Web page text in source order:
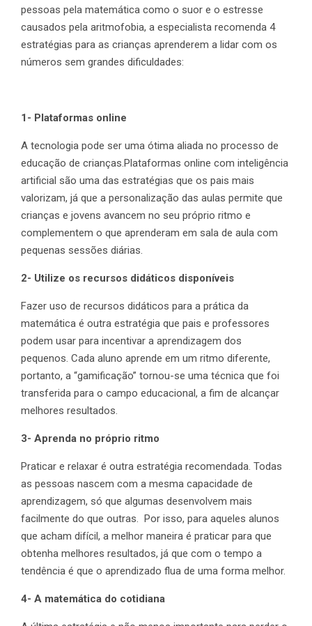
pessoas pela matemática como o suor e o estresse
causados pela aritmofobia, a especialista recomenda 4
estratégias para as crianças aprenderem a lidar com os
números sem grandes dificuldades:
1- Plataformas online
A tecnologia pode ser uma ótima aliada no processo de
educação de crianças.Plataformas online com inteligência
artificial são uma das estratégias que os pais mais
valorizam, já que a personalização das aulas permite que
crianças e jovens avancem no seu próprio ritmo e
complementem o que aprenderam em sala de aula com
pequenas sessões diárias.
2- Utilize os recursos didáticos disponíveis
Fazer uso de recursos didáticos para a prática da
matemática é outra estratégia que pais e professores
podem usar para incentivar a aprendizagem dos
pequenos. Cada aluno aprende em um ritmo diferente,
portanto, a “gamificação” tornou-se uma técnica que foi
transferida para o campo educacional, a fim de alcançar
melhores resultados.
3- Aprenda no próprio ritmo
Praticar e relaxar é outra estratégia recomendada. Todas
as pessoas nascem com a mesma capacidade de
aprendizagem, só que algumas desenvolvem mais
facilmente do que outras. Por isso, para aqueles alunos
que acham difícil, a melhor maneira é praticar para que
obtenha melhores resultados, já que com o tempo a
tendência é que o aprendizado flua de uma forma melhor.
4- A matemática do cotidiana